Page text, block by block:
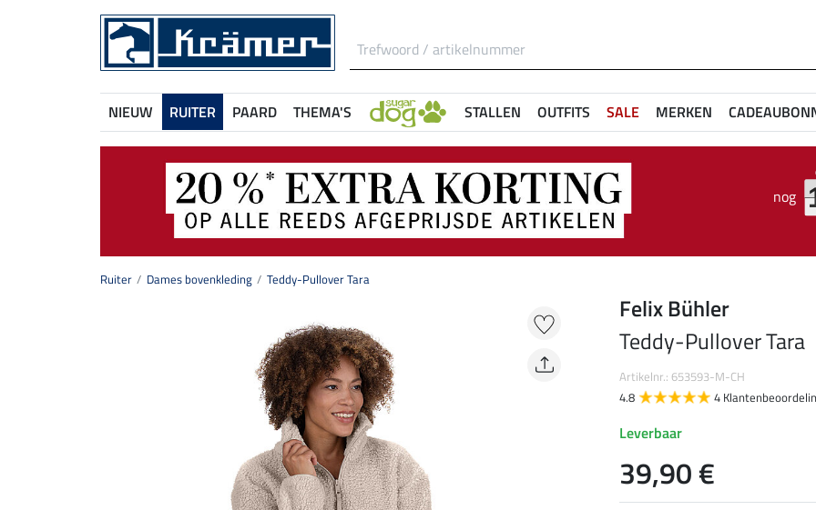
NIEUW RUITER PAARD THEMA'S STALLEN OUTFITS SALE MERKEN
nog
Ruiter Dames bovenkleding Teddy-Pullover Tara
Felix Bühler
Teddy-Pullover Tara
Artikelnr.: 653593-M-CH
4.8
4
Leverbaar
39,90 €